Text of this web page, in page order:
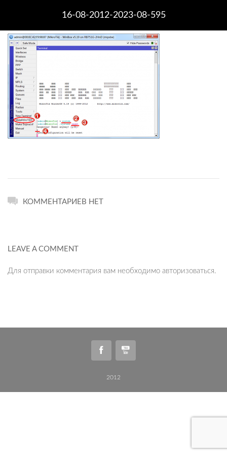
16-08-2012-2023-08-595
КОММЕНТАРИЕВ НЕТ
LEAVE A COMMENT
Для отправки комментария вам необходимо авторизоваться.
2012